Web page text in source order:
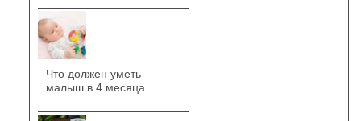
Что должен уметь
малыш в 4 месяца